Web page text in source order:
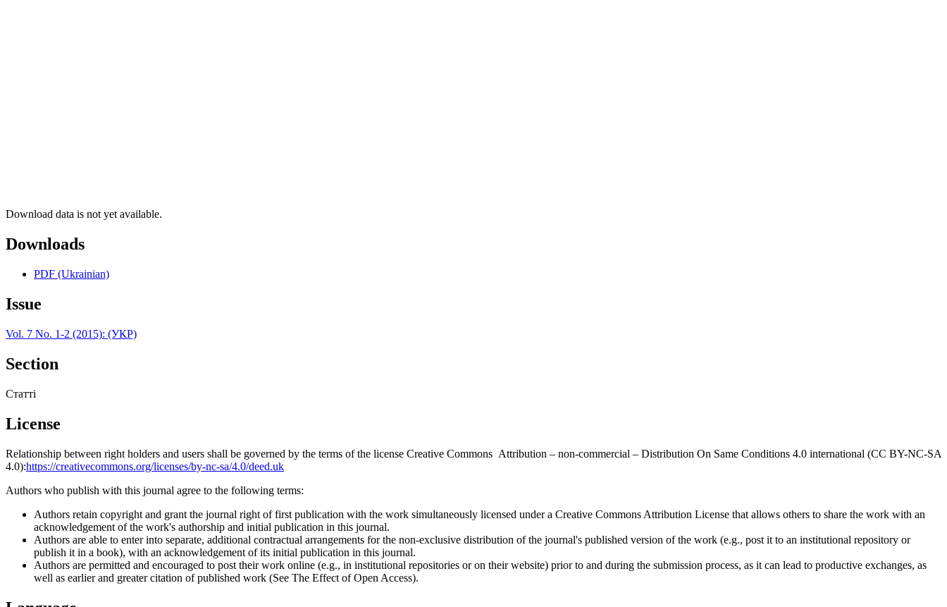
Download data is not yet available.
Downloads
PDF (Ukrainian)
Issue
Vol. 7 No. 1-2 (2015): (УКР)
Section
Статті
License
Relationship between right holders and users shall be governed by the terms of the license Creative Commons Attribution – non-commercial – Distribution On Same Conditions 4.0 international (CC BY-NC-SA
4.0):https://creativecommons.org/licenses/by-nc-sa/4.0/deed.uk
Authors who publish with this journal agree to the following terms:
Authors retain copyright and grant the journal right of first publication with the work simultaneously licensed under a Creative Commons Attribution License that allows others to share the work with an
acknowledgement of the work's authorship and initial publication in this journal.
Authors are able to enter into separate, additional contractual arrangements for the non-exclusive distribution of the journal's published version of the work (e.g., post it to an institutional repository or
publish it in a book), with an acknowledgement of its initial publication in this journal.
Authors are permitted and encouraged to post their work online (e.g., in institutional repositories or on their website) prior to and during the submission process, as it can lead to productive exchanges, as
well as earlier and greater citation of published work (See The Effect of Open Access).